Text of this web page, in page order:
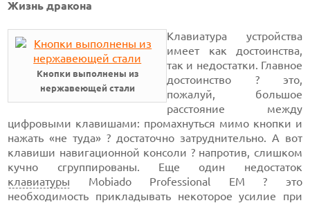
Жизнь дракона
Кнопки выполнены из
нержавеющей стали
Клавиатура устройства
имеет как достоинства,
так и недостатки. Главное
достоинство ? это,
пожалуй, большое
расстояние между
цифровыми клавишами: промахнуться мимо кнопки и
нажать «не туда» ? достаточно затруднительно. А вот
клавиши навигационной консоли ? напротив, слишком
кучно сгруппированы. Еще один недостаток
клавиатуры Mobiado Professional EM ? это
необходимость прикладывать некоторое усилие при